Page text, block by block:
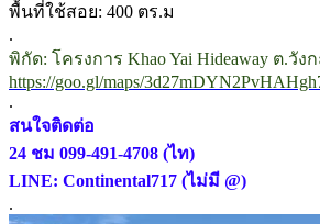
พื้นที่ใช้สอย: 400 ตร.ม
.
พิกัด: โครงการ Khao Yai Hideaway ต.วั
https://goo.gl/maps/
.
สนใจติดต่อ
24 ชม 099-491-4708 (ไท)
LINE: Continental717 (ไม่มี @)
.